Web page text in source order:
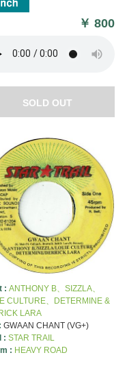
￥800
SOLD OUT
: ANTHONY B、SIZZLA、
CULTURE、DETERMINE &
LARA
GWAAN CHANT (VG+)
: STAR TRAIL
: HEAVY ROAD